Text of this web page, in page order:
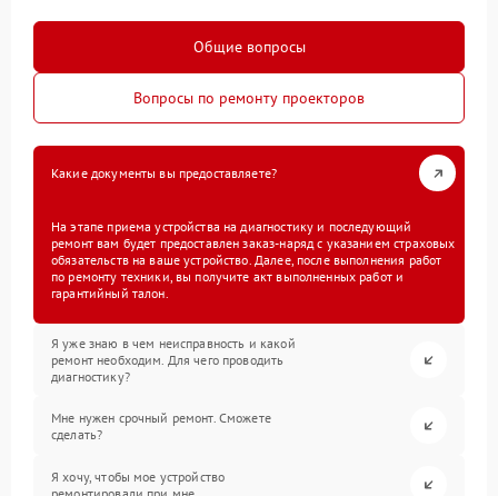
Общие вопросы
Вопросы по ремонту проекторов
Какие документы вы предоставляете?
На этапе приема устройства на диагностику и последующий
ремонт вам будет предоставлен заказ-наряд с указанием страховых
обязательств на ваше устройство. Далее, после выполнения работ
по ремонту техники, вы получите акт выполненных работ и
гарантийный талон.
Я уже знаю в чем неисправность и какой
ремонт необходим. Для чего проводить
диагностику?
Мне нужен срочный ремонт. Сможете
сделать?
Я хочу, чтобы мое устройство
ремонтировали при мне.